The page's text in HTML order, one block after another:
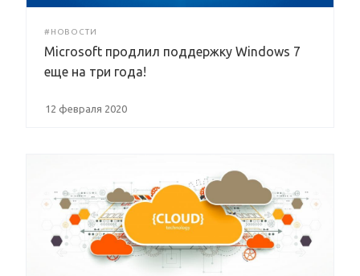
#НОВОСТИ
Microsoft продлил поддержку Windows 7
еще на три года!
12 февраля 2020